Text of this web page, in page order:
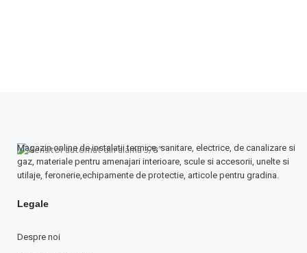
Magazin online de instalatii termice, sanitare, electrice, de canalizare si
gaz, materiale pentru amenajari interioare, scule si accesorii, unelte si
utilaje, feronerie,echipamente de protectie, articole pentru gradina.
Legale
Despre noi